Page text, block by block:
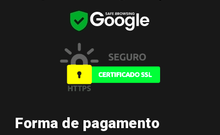
Forma de pagamento